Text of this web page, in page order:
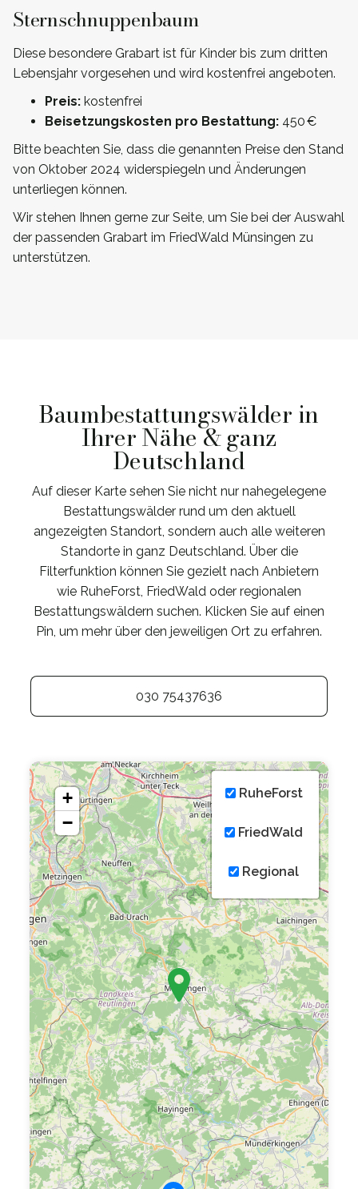
Sternschnuppenbaum
Diese besondere Grabart ist für Kinder bis zum dritten
Lebensjahr vorgesehen und wird kostenfrei angeboten.
Preis: kostenfrei
Beisetzungskosten pro Bestattung: 450 €
Bitte beachten Sie, dass die genannten Preise den Stand
von Oktober 2024 widerspiegeln und Änderungen
unterliegen können.
Wir stehen Ihnen gerne zur Seite, um Sie bei der Auswahl
der passenden Grabart im FriedWald Münsingen zu
unterstützen.
Baumbestattungswälder in
Ihrer Nähe & ganz
Deutschland
Auf dieser Karte sehen Sie nicht nur nahegelegene
Bestattungswälder rund um den aktuell
angezeigten Standort, sondern auch alle weiteren
Standorte in ganz Deutschland. Über die
Filterfunktion können Sie gezielt nach Anbietern
wie RuheForst, FriedWald oder regionalen
Bestattungswäldern suchen. Klicken Sie auf einen
Pin, um mehr über den jeweiligen Ort zu erfahren.
030 75437636
+
−
RuheForst
FriedWald
Regional